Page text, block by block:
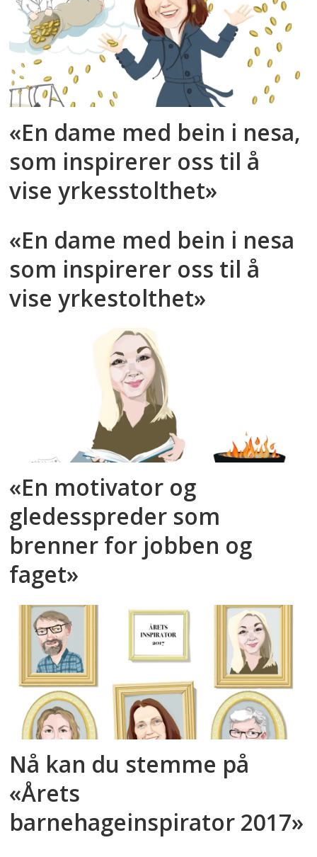
«En dame med bein i nesa,
som inspirerer oss til å
vise yrkesstolthet»
«En dame med bein i nesa
som inspirerer oss til å
vise yrkestolthet»
«En motivator og
gledesspreder som
brenner for jobben og
faget»
Nå kan du stemme på
«Årets
barnehageinspirator 2017»